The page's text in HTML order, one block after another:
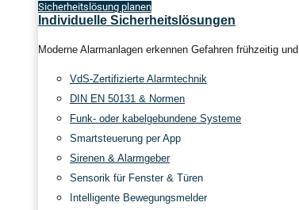
Sicherheitslösung planen
Individuelle Sicherheitslösungen
Moderne Alarmanlagen erkennen Gefahren frühzeitig
VdS-Zertifizierte Alarmtechnik
DIN EN 50131 & Normen
Funk- oder kabelgebundene Systeme
Smartsteuerung per App
Sirenen & Alarmgeber
Sensorik für Fenster & Türen
Intelligente Bewegungsmelder